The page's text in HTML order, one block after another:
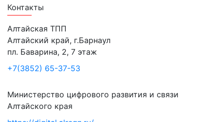
Контакты
Алтайская ТПП
Алтайский край, г.Барнаул
пл. Баварина, 2, 7 этаж
+7(3852) 65-37-53
Министерство цифрового развития и связи
Алтайского края